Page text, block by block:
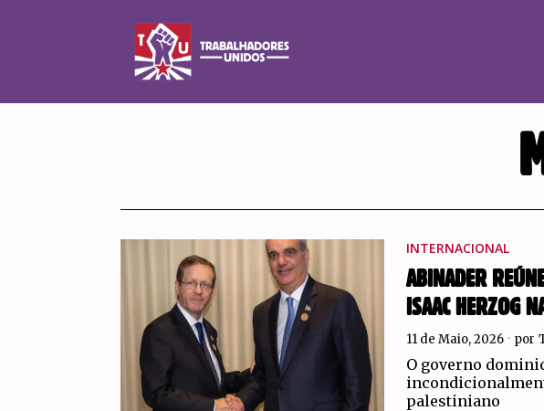
INTERNACIONAL
ABINADER
ISAAC HERZOG
11 de Maio, 2026 por
O governo
palestiniano